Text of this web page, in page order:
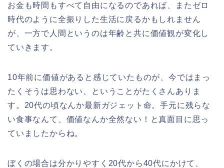
お金も時間もすべて自由になるのであれば、またゼロ
時代のように全振りした生活に戻るかもしれません
が、一方で人間というのは年齢と共に価値観が変化し
ていきます。
10年前に価値があると感じていたものが、今ではまっ
たくそうは思わない、ということがたくさんありま
す。20代の頃なんか最新ガジェット命。手元に残らな
い食事なんて、価値なんか全然ない！と真面目に思っ
ていましたからね。
ぼくの場合は分かりやすく20代から40代にかけて、